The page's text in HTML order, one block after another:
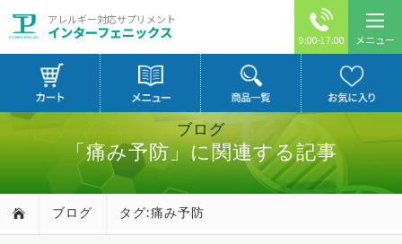
アレルギー対応サプリメント
インターフェニックス 9:00-17:00 メニュー
ブログ
「痛み予防」に関連する記事
ブログ タグ:痛み予防